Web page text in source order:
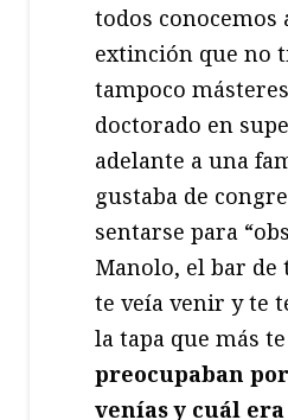
todos
extinción que no
tampoco
doctorado en
adelante a una
gustaba de
sentarse para
Manolo, el bar de
te veía venir y te
la tapa que más
preocupaban
venías y cuál